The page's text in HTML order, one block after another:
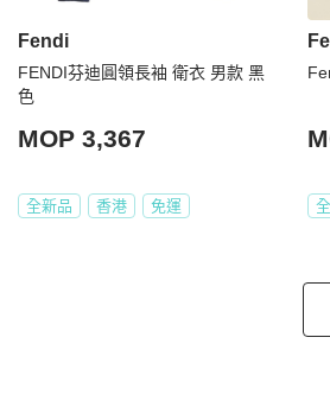
Fendi
FENDI芬迪圓領長袖 衛衣 男款 黑
色
MOP 3,367
全新品 香港 免運